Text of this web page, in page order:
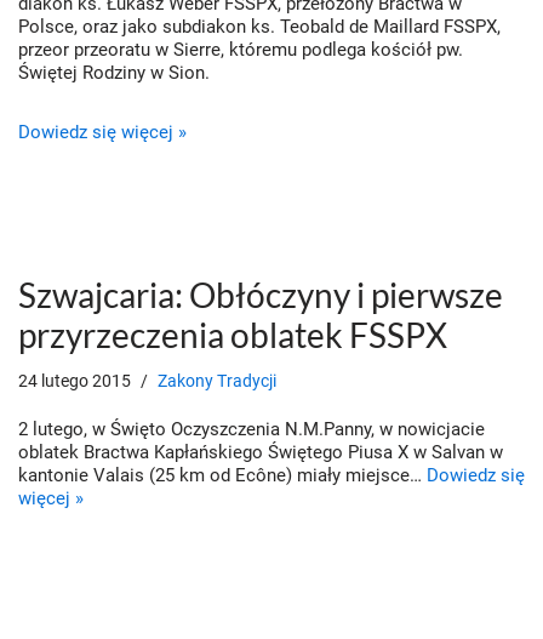
Polsce, oraz jako subdiakon ks. Teobald de Maillard FSSPX,
przeor przeoratu w Sierre, któremu podlega kościół pw.
Świętej Rodziny w Sion.
Dowiedz się więcej »
Szwajcaria: Obłóczyny i pierwsze
przyrzeczenia oblatek FSSPX
24 lutego 2015 Zakony Tradycji
2 lutego, w Święto Oczyszczenia N.M.Panny, w nowicjacie
oblatek Bractwa Kapłańskiego Świętego Piusa X w Salvan w
kantonie Valais (25 km od Ecône) miały miejsce… Dowiedz się
więcej »